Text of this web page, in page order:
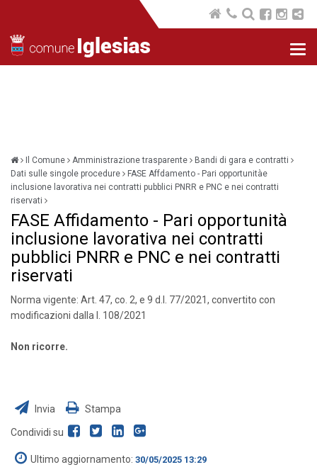
Il Comune Amministrazione trasparente
Bandi di gara e contratti
Dati sulle singole procedure
FASE Affdamento - Pari opportunitàe
inclusione lavorativa nei contratti pubblici PNRR e PNC e nei contratti
riservati
FASE Affidamento - Pari opportunità
inclusione lavorativa nei contratti
pubblici PNRR e PNC e nei contratti
riservati
Norma vigente: Art. 47, co. 2, e 9 d.l. 77/2021, convertito con
modificazioni dalla l. 108/2021
Non ricorre.
Invia Stampa
Condividi su
Ultimo aggiornamento: 30/05/2025 13:29